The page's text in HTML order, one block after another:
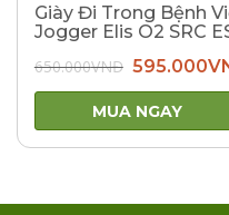
Giày Đi Trong Bệnh
Jogger Elis O2 SRC
650.000VNĐ Giá
gốc
là:
650.000VNĐ.
595.000
MUA NGAY